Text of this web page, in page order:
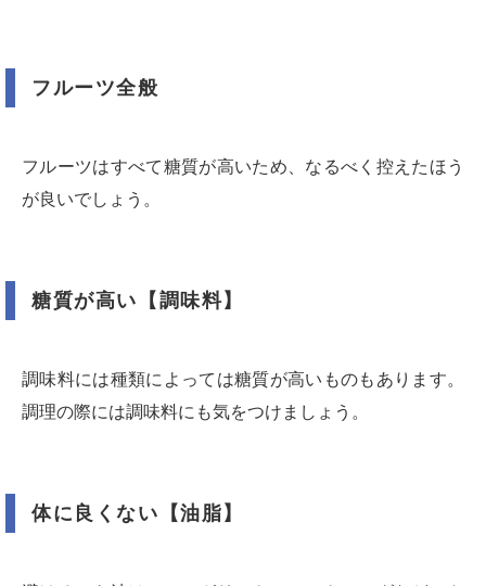
フルーツ全般
フルーツはすべて糖質が高いため、なるべく控えたほう
が良いでしょう。
糖質が高い【調味料】
調味料には種類によっては糖質が高いものもあります。
調理の際には調味料にも気をつけましょう。
体に良くない【油脂】